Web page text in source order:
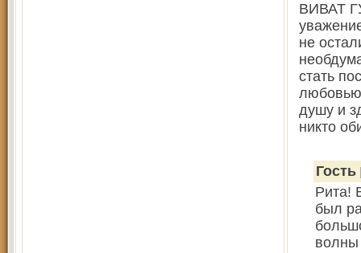
ВИВАТ
не
стать
любовью
душу и
никто
Гость
Рита!
был
волны